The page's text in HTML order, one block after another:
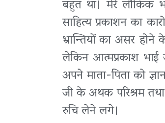
बहुत था। मेरे लौकिक
साहित्य प्रकाशन का
भ्रान्तियों का असर
लेकिन आत्मप्रकाश भाई
अपने माता-पिता को
जी के अथक परिश्रम
रुचि लेने लगे।